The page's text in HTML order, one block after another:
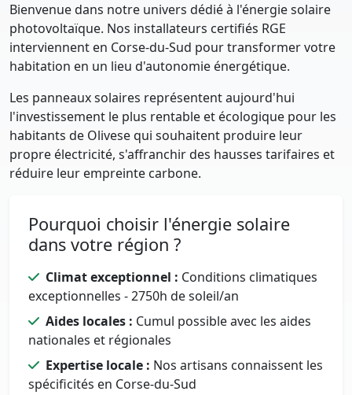
Bienvenue dans notre univers dédié à l'énergie solaire
photovoltaïque. Nos installateurs certifiés RGE
interviennent en Corse-du-Sud pour transformer votre
habitation en un lieu d'autonomie énergétique.
Les panneaux solaires représentent aujourd'hui
l'investissement le plus rentable et écologique pour les
habitants de Olivese qui souhaitent produire leur
propre électricité, s'affranchir des hausses tarifaires et
réduire leur empreinte carbone.
Pourquoi choisir l'énergie solaire
dans votre région ?
Climat exceptionnel : Conditions climatiques
exceptionnelles - 2750h de soleil/an
Aides locales : Cumul possible avec les aides
nationales et régionales
Expertise locale : Nos artisans connaissent les
spécificités en Corse-du-Sud